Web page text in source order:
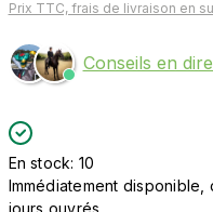
Prix TTC, frais de livraison en
Conseils en
En stock: 10
Immédiatement
jours ouvrés